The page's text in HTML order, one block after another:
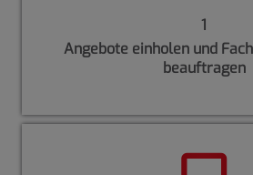
1
Angebote einholen und
beauftragen